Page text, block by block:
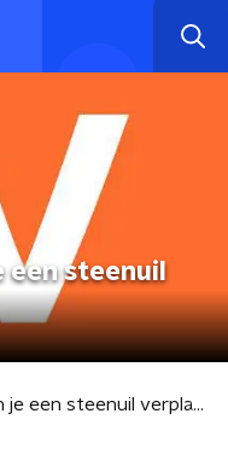
een steenuil
Feit of Fictie: kan je een steenuil verplaatsen?